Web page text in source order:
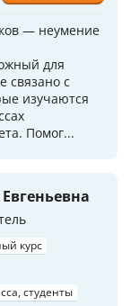
— неумение
для
связано с
изучаются
Помог...
курс
студенты